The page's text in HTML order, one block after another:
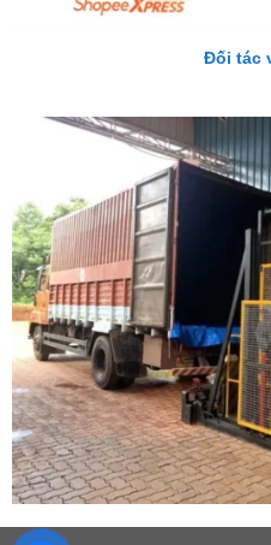
Đối tác